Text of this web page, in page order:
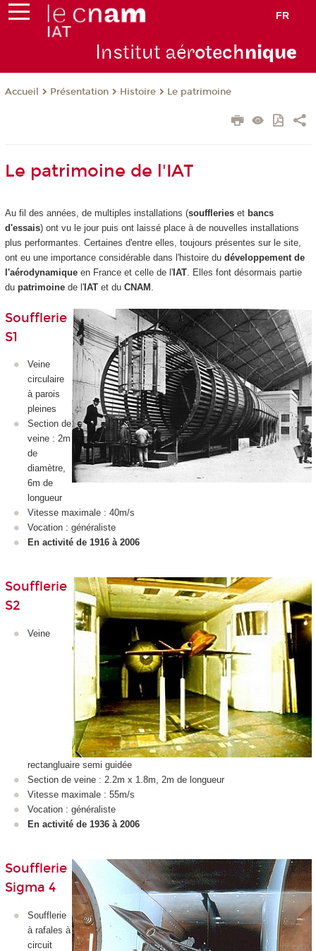
FR
Institut aérotechnique
Accueil Présentation Histoire Le patrimoine
Le patrimoine de l'IAT
Au fil des années, de multiples installations (soufflerieset bancs
d'essais) ont vu le jour puis ont laissé place à de nouvelles installations
plus performantes. Certaines d'entre elles, toujours présentes sur le site,
ont eu une importance considérable dans l'histoire du développement de
l'aérodynamiqueen France et celle de l'IAT. Elles font désormais partie
du patrimoine de l'IATet du CNAM .
Soufflerie
S1
Veine
circulaire
à parois
pleines
Section de
veine : 2m
de
diamètre,
6m de
longueur
Vitesse maximale : 40m/s
Vocation : généraliste
En activité de 1916 à 2006
Soufflerie
S2
Veine
rectangluaire semi guidée
Section de veine : 2.2m x 1.8m, 2m de longueur
Vitesse maximale : 55m/s
Vocation : généraliste
En activité de 1936 à 2006
Soufflerie
Sigma 4
Soufflerie
à rafales à
circuit